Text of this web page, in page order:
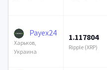
Payex24
Харьков,
Украина
1.117804
Ripple (XRP)